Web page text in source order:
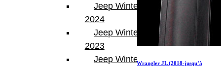
Kit de galerie de toit Extreme ½ pour une Jeep Wrangler JL (2018-jusqu’à
Jeep Winter Tour
2024
Jeep Winter Tour
2023
Jeep Winter Tour